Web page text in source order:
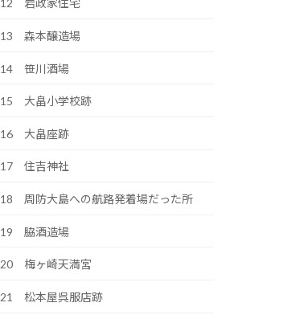
12 岩政家住宅
13 森本醸造場
14 笹川酒場
15 大畠小学校跡
16 大畠座跡
17 住吉神社
18 周防大島への航路発着場だった所
19 脇酒造場
20 梅ヶ崎天満宮
21 松本屋呉服店跡